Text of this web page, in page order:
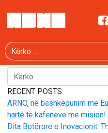
PERFSHIHU
KËRKO
RECENT POSTS
ARNO, në bashkëpunim me
hartë të kafeneve me mision!
Dita Botërore e Inovacionit: